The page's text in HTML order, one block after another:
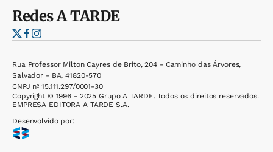
RedesA TARDE
Rua Professor Milton Cayres de Brito, 204 - Caminho das Árvores,
Salvador - BA, 41820-570
CNPJ nº 15.111.297/0001-30
Copyright © 1996 - 2025 Grupo A TARDE. Todos os direitos reservados.
EMPRESA EDITORA A TARDE S.A.
Desenvolvido por: